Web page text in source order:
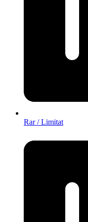
Rar / Limitat